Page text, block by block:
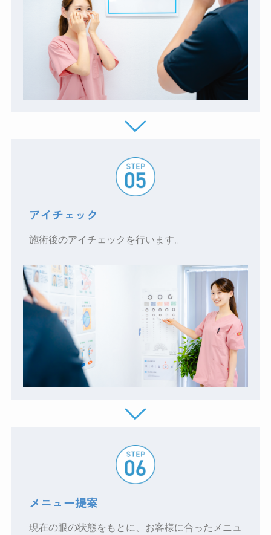
アイチェック
施術後のアイチェックを行います。
メニュー提案
現在の眼の状態をもとに、お客様に合ったメニュ